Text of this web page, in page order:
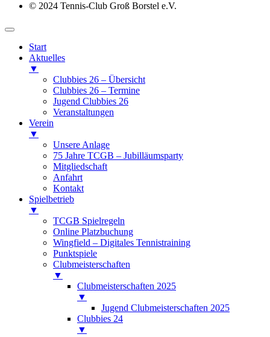
© 2024 Tennis-Club Groß Borstel e.V.
Start
Aktuelles
▼
Clubbies 26 – Übersicht
Clubbies 26 – Termine
Jugend Clubbies 26
Veranstaltungen
Verein
▼
Unsere Anlage
75 Jahre TCGB – Jubilläumsparty
Mitgliedschaft
Anfahrt
Kontakt
Spielbetrieb
▼
TCGB Spielregeln
Online Platzbuchung
Wingfield – Digitales Tennistraining
Punktspiele
Clubmeisterschaften
▼
Clubmeisterschaften 2025
▼
Jugend Clubmeisterschaften 2025
Clubbies 24
▼